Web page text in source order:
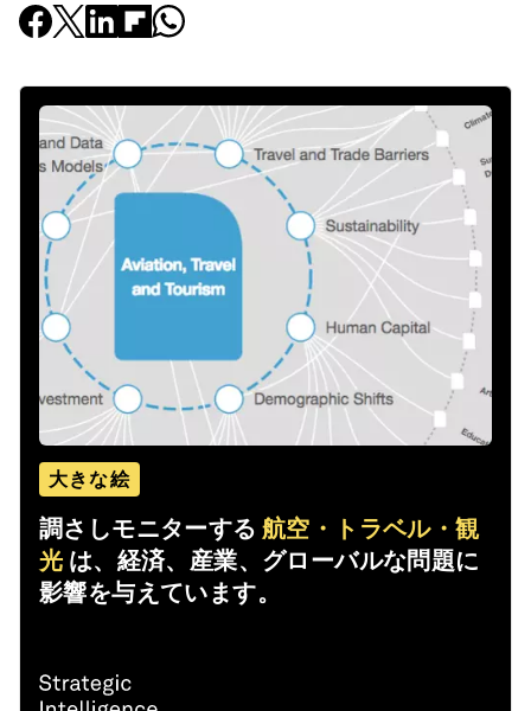
大きな絵
調さしモニターする 航空・トラベル・観
光 は、経済、産業、グローバルな問題に
影響を与えています。